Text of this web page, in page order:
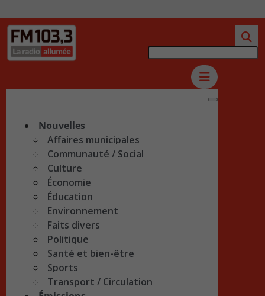
Nouvelles
Affaires municipales
Communauté / Social
Culture
Économie
Éducation
Environnement
Faits divers
Politique
Santé et bien-être
Sports
Transport / Circulation